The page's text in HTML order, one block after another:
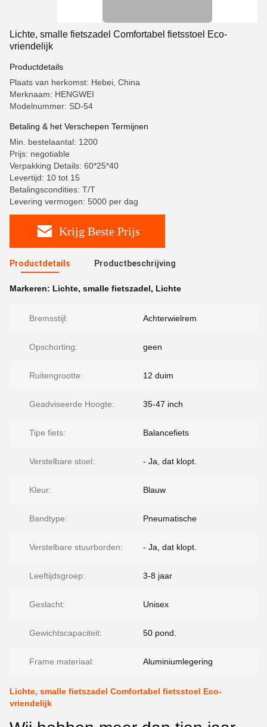
Lichte, smalle fietszadel Comfortabel fietsstoel Eco-
vriendelijk
Productdetails
Plaats van herkomst: Hebei, China
Merknaam: HENGWEI
Modelnummer: SD-54
Betaling & het Verschepen Termijnen
Min. bestelaantal: 1200
Prijs: negotiable
Verpakking Details: 60*25*40
Levertijd: 10 tot 15
Betalingscondities: T/T
Levering vermogen: 5000 per dag
Krijg Beste Prijs
Productdetails Productbeschrijving
Markeren: Lichte, smalle fietszadel, Lichte
Bremsstijl: Achterwielrem
Opschorting: geen
Ruitengrootte: 12 duim
Geadviseerde Hoogte: 35-47 inch
Tipe fiets: Balancefiets
Verstelbare stoel: - Ja, dat klopt.
Kleur: Blauw
Bandtype: Pneumatische
Verstelbare stuurborden: - Ja, dat klopt.
Leeftijdsgroep: 3-8 jaar
Geslacht: Unisex
Gewichtscapaciteit: 50 pond.
Frame materiaal: Aluminiumlegering
Lichte, smalle fietszadel Comfortabel fietsstoel Eco-
vriendelijk